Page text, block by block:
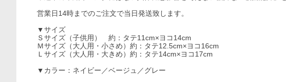
営業日14時までのご注文で当日発送致します。
▼サイズ
Ｓサイズ（子供用） 約：タテ11cm×ヨコ14cm
Ｍサイズ（大人用・小さめ）約：タテ12.5cm×ヨコ16cm
Ｌサイズ（大人用・大きめ）約：タテ14cm×ヨコ17cm
▼カラー：ネイビー／ベージュ／グレー